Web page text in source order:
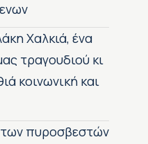
Χαλκιά, ένα
τραγουδιού κι
κοινωνική και
των πυροσβεστών